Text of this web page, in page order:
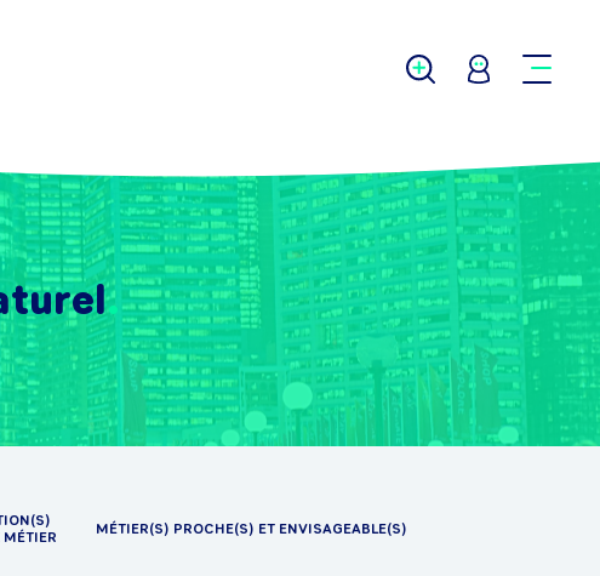
MÉTIER
MÉTIER(S) PROCHE(S) ET ENVISAGEABLE(S)